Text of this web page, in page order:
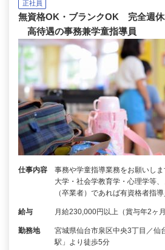
正社員
無資格OK・ブランクOK 完全週休
高待遇の事務兼学童指導員
仕事内容
事務や学童指導業務をお願いし
大学・社会学教育学・心理学等
（卒業者）であれば有資格者指
給与 月給230,000円以上（賞与年2ヶ月
勤務地
宮城県仙台市泉区中央3丁目／仙
駅」より徒歩5分